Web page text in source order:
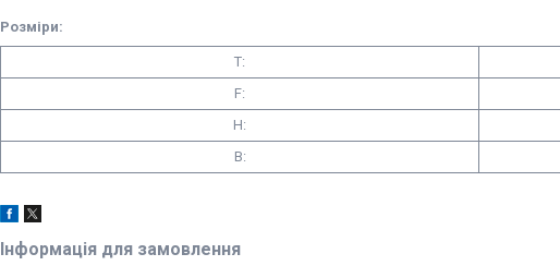
Розміри:
T:
F:
H:
B:
Інформація для замовлення